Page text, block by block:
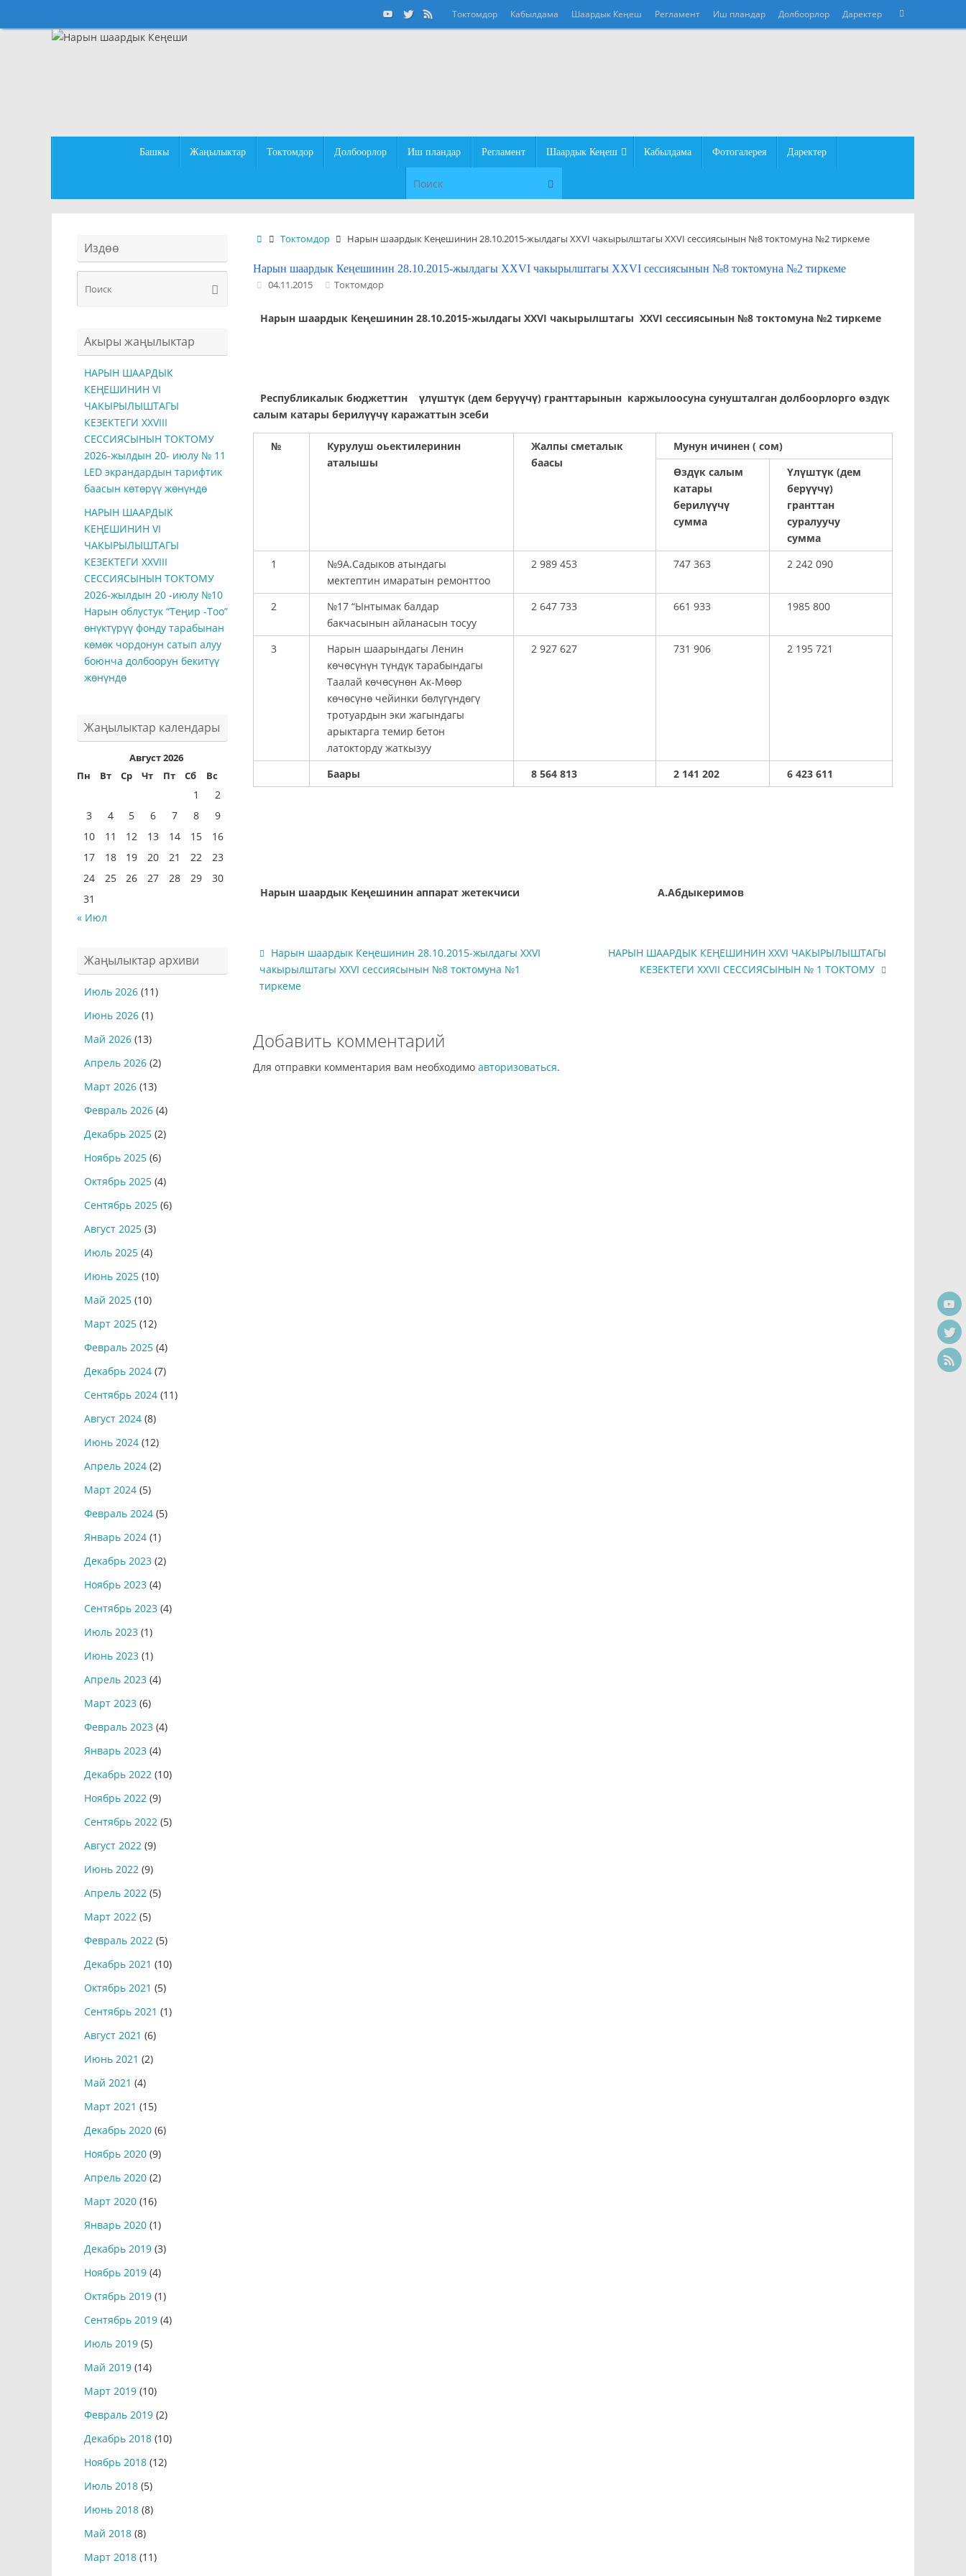
содержимому
Токтомдор Кабылдама Шаардык Кеңеш Регламент Иш пландар Долбоорлор Даректер Поиск
Башкы Жаңылыктар Токтомдор Долбоорлор Иш пландар Регламент Шаардык Кеңеш Кабылдама Фотогалерея Даректер
Поиск
Главная
Токтомдор Нарын шаардык Кеңешинин 28.10.2015-жылдагы XXVI чакырылштагы XXVI сессиясынын №8 токтомуна №2 тиркеме
Нарын шаардык Кеңешинин 28.10.2015-жылдагы XXVI чакырылштагы XXVI сессиясынын №8 токтомуна №2 тиркеме
04.11.2015
Токтомдор
Нарын шаардык Кеңешинин 28.10.2015-жылдагы XXVI чакырылштагы XXVI сессиясынын №8 токтомуна №2 тиркеме
Республикалык бюджеттин үлүштүк (дем берүүчү) гранттарынын каржылоосуна сунушталган долбоорлорго өздүк
салым катары берилүүчү каражаттын эсеби
№
Курулуш оьектилеринин
аталышы
Жалпы сметалык
баасы
Мунун ичинен ( сом)
Өздүк салым
катары
берилүүчү
сумма
Үлүштүк (дем
берүүчү)
гранттан
суралуучу
сумма
1
№9А.Садыков атындагы
мектептин имаратын ремонттоо
2 989 453 747 363 2 242 090
2
№17 “Ынтымак балдар
бакчасынын айланасын тосуу
2 647 733 661 933 1985 800
3
Нарын шаарындагы Ленин
көчөсүнүн түндүк тарабындагы
Таалай көчөсүнөн Ак-Мөөр
көчөсүнө чейинки бөлүгүндөгү
тротуардын эки жагындагы
арыктарга темир бетон
латокторду жаткызуу
2 927 627 731 906 2 195 721
Баары 8 564 813 2 141 202 6 423 611
Нарын шаардык Кеңешинин аппарат жетекчиси А.Абдыкеримов
Нарын шаардык Кеңешинин 28.10.2015-жылдагы XXVI
чакырылштагы XXVI сессиясынын №8 токтомуна №1
тиркеме
НАРЫН ШААРДЫК КЕҢЕШИНИН XXVI ЧАКЫРЫЛЫШТАГЫ
КЕЗЕКТЕГИ XXVII СЕССИЯСЫНЫН № 1 ТОКТОМУ
Добавить комментарий
Для отправки комментария вам необходимо авторизоваться.
Издөө
Поиск
Акыры жаңылыктар
НАРЫН ШААРДЫК
КЕҢЕШИНИН VI
ЧАКЫРЫЛЫШТАГЫ
КЕЗЕКТЕГИ ХXVIII
СЕССИЯСЫНЫН ТОКТОМУ
2026-жылдын 20- июлу № 11
LED экрандардын тарифтик
баасын көтөрүү жөнүндө
НАРЫН ШААРДЫК
КЕҢЕШИНИН VI
ЧАКЫРЫЛЫШТАГЫ
КЕЗЕКТЕГИ ХXVIII
СЕССИЯСЫНЫН ТОКТОМУ
2026-жылдын 20 -июлу №10
Нарын облустук “Теңир -Тоо”
өнүктүрүү фонду тарабынан
көмөк чордонун сатып алуу
боюнча долбоорун бекитүү
жөнүндө
Жаңылыктар календары
Август 2026
Пн
Вт Ср Чт Пт Сб Вс
1
2
3
4 5 6 7 8
9
10
11 12 13 14 15
16
17
18 19 20 21 22
23
24
25 26 27 28 29
30
31
« Июл
Жаңылыктар архиви
Июль 2026 (11)
Июнь 2026 (1)
Май 2026 (13)
Апрель 2026 (2)
Март 2026 (13)
Февраль 2026 (4)
Декабрь 2025 (2)
Ноябрь 2025 (6)
Октябрь 2025 (4)
Сентябрь 2025 (6)
Август 2025 (3)
Июль 2025 (4)
Июнь 2025 (10)
Май 2025 (10)
Март 2025 (12)
Февраль 2025 (4)
Декабрь 2024 (7)
Сентябрь 2024 (11)
Август 2024 (8)
Июнь 2024 (12)
Апрель 2024 (2)
Март 2024 (5)
Февраль 2024 (5)
Январь 2024 (1)
Декабрь 2023 (2)
Ноябрь 2023 (4)
Сентябрь 2023 (4)
Июль 2023 (1)
Июнь 2023 (1)
Апрель 2023 (4)
Март 2023 (6)
Февраль 2023 (4)
Январь 2023 (4)
Декабрь 2022 (10)
Ноябрь 2022 (9)
Сентябрь 2022 (5)
Август 2022 (9)
Июнь 2022 (9)
Апрель 2022 (5)
Март 2022 (5)
Февраль 2022 (5)
Декабрь 2021 (10)
Октябрь 2021 (5)
Сентябрь 2021 (1)
Август 2021 (6)
Июнь 2021 (2)
Май 2021 (4)
Март 2021 (15)
Декабрь 2020 (6)
Ноябрь 2020 (9)
Апрель 2020 (2)
Март 2020 (16)
Январь 2020 (1)
Декабрь 2019 (3)
Ноябрь 2019 (4)
Октябрь 2019 (1)
Сентябрь 2019 (4)
Июль 2019 (5)
Май 2019 (14)
Март 2019 (10)
Февраль 2019 (2)
Декабрь 2018 (10)
Ноябрь 2018 (12)
Июль 2018 (5)
Июнь 2018 (8)
Май 2018 (8)
Март 2018 (11)